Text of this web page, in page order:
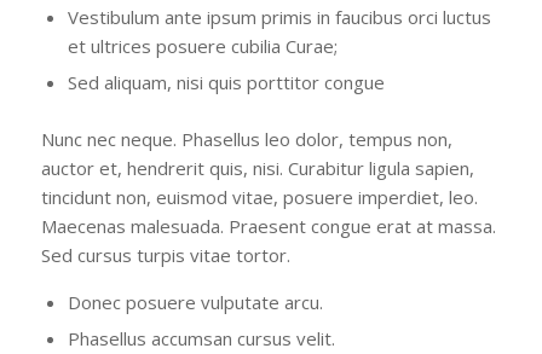
Vestibulum ante ipsum primis in faucibus orci luctus
et ultrices posuere cubilia Curae;
Sed aliquam, nisi quis porttitor congue
Nunc nec neque. Phasellus leo dolor, tempus non,
auctor et, hendrerit quis, nisi. Curabitur ligula sapien,
tincidunt non, euismod vitae, posuere imperdiet, leo.
Maecenas malesuada. Praesent congue erat at massa.
Sed cursus turpis vitae tortor.
Donec posuere vulputate arcu.
Phasellus accumsan cursus velit.